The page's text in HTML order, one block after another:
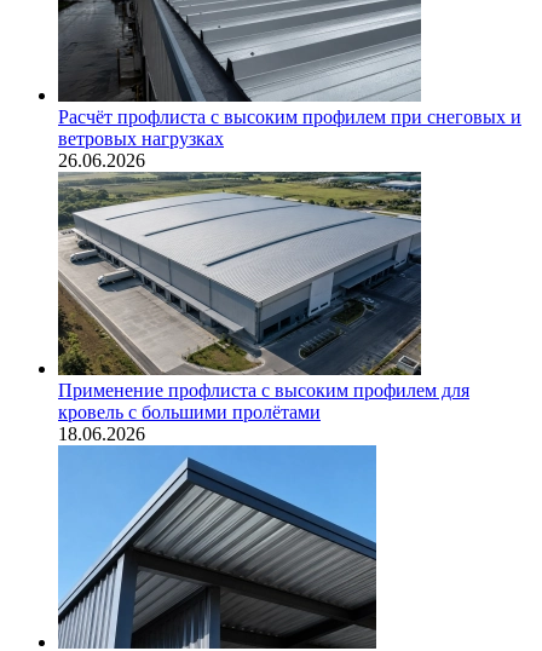
Расчёт профлиста с высоким профилем при снеговых и
ветровых нагрузках
26.06.2026
Применение профлиста с высоким профилем для
кровель с большими пролётами
18.06.2026